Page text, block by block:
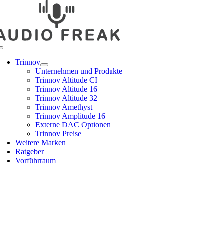
Trinnov
Unternehmen und Produkte
Trinnov Altitude CI
Trinnov Altitude 16
Trinnov Altitude 32
Trinnov Amethyst
Trinnov Amplitude 16
Externe DAC Optionen
Trinnov Preise
Weitere Marken
Ratgeber
Vorführraum